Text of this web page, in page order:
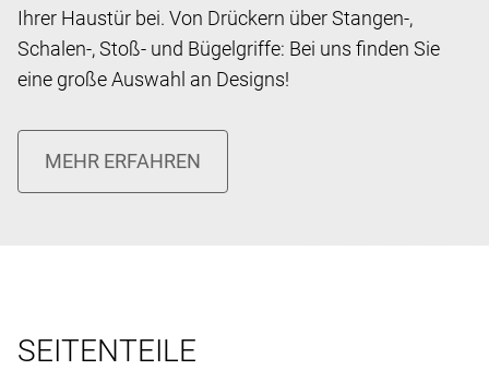
Ihrer Haustür bei. Von Drückern über Stangen-,
Schalen-, Stoß- und Bügelgriffe: Bei uns finden Sie
eine große Auswahl an Designs!
SEITENTEILE